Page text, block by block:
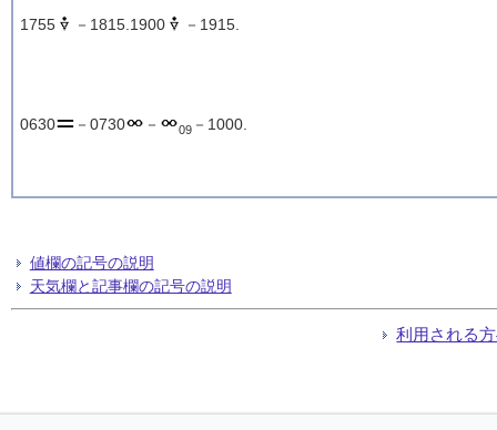
1755 －1815.1900 －1915.
0630 －0730 － 09－1000.
値欄の記号の説明
天気欄と記事欄の記号の説明
利用される